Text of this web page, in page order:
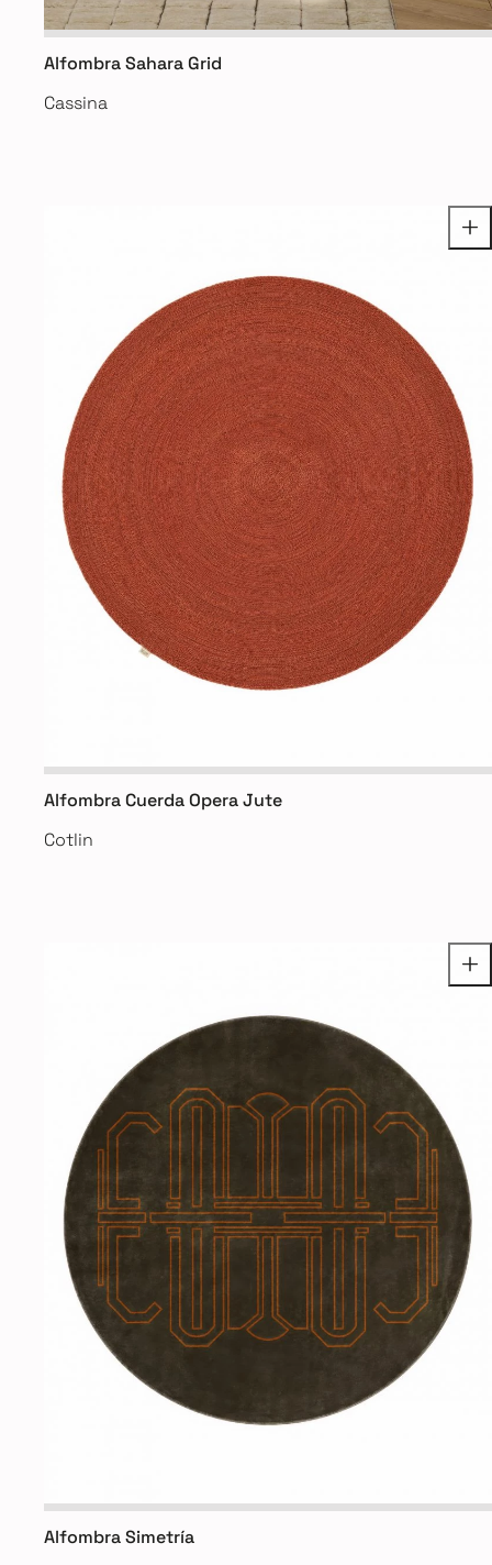
Alfombra Sahara Grid
Cassina
Alfombra Cuerda Opera Jute
Cotlin
Alfombra Simetría